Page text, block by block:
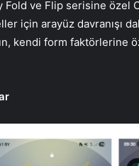
Fold ve Flip serisine özel
için arayüz davranışı
kendi form faktörlerine